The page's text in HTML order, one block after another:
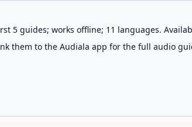
5 guides; works offline; 11 languages.
them to the Audiala app for the full audio